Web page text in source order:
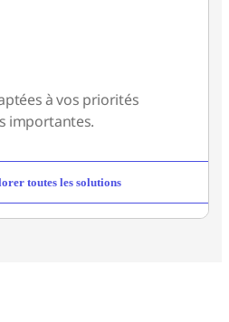
à vos priorités
importantes.
toutes les solutions